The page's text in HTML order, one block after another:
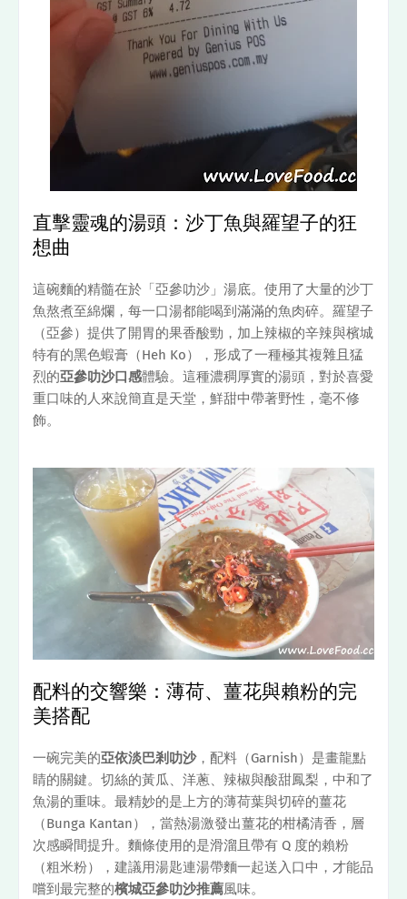
直擊靈魂的湯頭：沙丁魚與羅望子的狂
想曲
這碗麵的精髓在於「亞參叻沙」湯底。使用了大量的沙丁
魚熬煮至綿爛，每一口湯都能喝到滿滿的魚肉碎。羅望子
（亞參）提供了開胃的果香酸勁，加上辣椒的辛辣與檳城
特有的黑色蝦膏（Heh Ko），形成了一種極其複雜且猛
烈的亞參叻沙口感體驗。這種濃稠厚實的湯頭，對於喜愛
重口味的人來說簡直是天堂，鮮甜中帶著野性，毫不修
飾。
配料的交響樂：薄荷、薑花與賴粉的完
美搭配
一碗完美的亞依淡巴剎叻沙，配料（Garnish）是畫龍點
睛的關鍵。切絲的黃瓜、洋蔥、辣椒與酸甜鳳梨，中和了
魚湯的重味。最精妙的是上方的薄荷葉與切碎的薑花
（Bunga Kantan），當熱湯激發出薑花的柑橘清香，層
次感瞬間提升。麵條使用的是滑溜且帶有 Q 度的賴粉
（粗米粉），建議用湯匙連湯帶麵一起送入口中，才能品
嚐到最完整的檳城亞參叻沙推薦風味。